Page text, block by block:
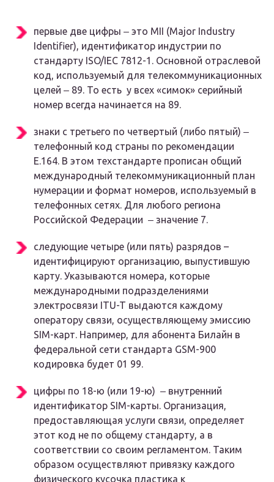
первые две цифры ‒ это MII (Major Industry
Identifier), идентификатор индустрии по
стандарту ISO/IEC 7812-1. Основной отраслевой
код, используемый для телекоммуникационных
целей ‒ 89. То есть у всех «симок» серийный
номер всегда начинается на 89.
знаки с третьего по четвертый (либо пятый) ‒
телефонный код страны по рекомендации
E.164. В этом техстандарте прописан общий
международный телекоммуникационный план
нумерации и формат номеров, используемый в
телефонных сетях. Для любого региона
Российской Федерации ‒ значение 7.
следующие четыре (или пять) разрядов –
идентифицируют организацию, выпустившую
карту. Указываются номера, которые
международными подразделениями
электросвязи ITU-T выдаются каждому
оператору связи, осуществляющему эмиссию
SIM-карт. Например, для абонента Билайн в
федеральной сети стандарта GSM-900
кодировка будет 01 99.
цифры по 18-ю (или 19-ю) ‒ внутренний
идентификатор SIM-карты. Организация,
предоставляющая услуги связи, определяет
этот код не по общему стандарту, а в
соответствии со своим регламентом. Таким
образом осуществляют привязку каждого
физического кусочка пластика к